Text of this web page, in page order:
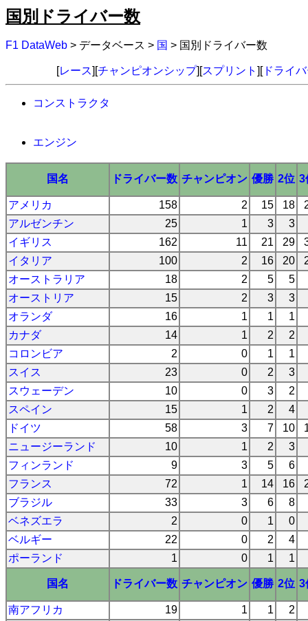
国別ドライバー数
F1 DataWeb > データベース > 国 > 国別ドライバー数
[レース][チャンピオンシップ][スプリント ][ドライ
コンストラクタ
エンジン
国名 ドライバー数 チャンピオン 優勝 2位 3
アメリカ 158 2 15 18
アルゼンチン
25 1 3
3
イギリス
162 11 21 29
イタリア
100 2 16 20
オーストラリア
18 2 5
5
オーストリア
15 2 3
3
オランダ
16 1 1
1
カナダ
14 1 2
2
コロンビア
2 0 1
1
スイス
23 0 2
3
スウェーデン
10 0 3
2
スペイン
15 1 2
4
ドイツ
58 3 7 10
ニュージーランド
10 1 2
3
フィンランド
9 3 5
6
フランス
72 1 14 16
ブラジル
33 3 6
8
ベネズエラ
2 0 1
0
ベルギー
22 0 2
4
ポーランド
1 0 1 1
国名 ドライバー数 チャンピオン 優勝 2位 3
南アフリカ 19 1 1
2